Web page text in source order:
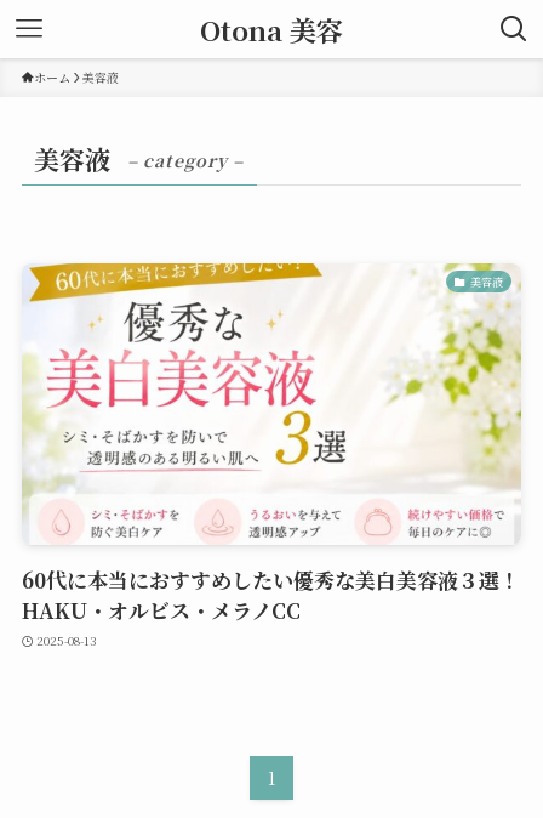
Otona 美容
ホーム 美容液
美容液 – category –
美容液
60代に本当におすすめしたい優秀な美白美容液３選！
HAKU・オルビス・メラノCC
2025-08-13
1